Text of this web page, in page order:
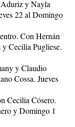
y Nayla
22 al Domingo
Con Hernán
Cecilia Pugliese.
y Claudio
Cossa. Jueves
Cecilia Cósero.
y Domingo 1